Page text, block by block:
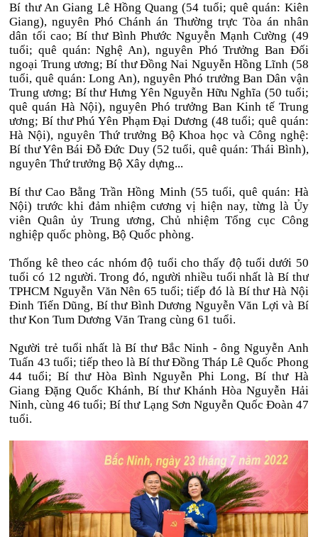
Bí thư An Giang Lê Hồng Quang (54 tuổi; quê quán: Kiên
Giang), nguyên Phó Chánh án Thường trực Tòa án nhân
dân tối cao; Bí thư Bình Phước Nguyễn Mạnh Cường (49
tuổi; quê quán: Nghệ An), nguyên Phó Trưởng Ban Đối
ngoại Trung ương; Bí thư Đồng Nai Nguyễn Hồng Lĩnh (58
tuổi, quê quán: Long An), nguyên Phó trưởng Ban Dân vận
Trung ương; Bí thư Hưng Yên Nguyễn Hữu Nghĩa (50 tuổi;
quê quán Hà Nội), nguyên Phó trưởng Ban Kinh tế Trung
ương; Bí thư Phú Yên Phạm Đại Dương (48 tuổi; quê quán:
Hà Nội), nguyên Thứ trưởng Bộ Khoa học và Công nghệ:
Bí thư Yên Bái Đỗ Đức Duy (52 tuổi, quê quán: Thái Bình),
nguyên Thứ trưởng Bộ Xây dựng...
Bí thư Cao Bằng Trần Hồng Minh (55 tuổi, quê quán: Hà
Nội) trước khi đảm nhiệm cương vị hiện nay, từng là Ủy
viên Quân ủy Trung ương, Chủ nhiệm Tổng cục Công
nghiệp quốc phòng, Bộ Quốc phòng.
Thống kê theo các nhóm độ tuổi cho thấy độ tuổi dưới 50
tuổi có 12 người. Trong đó, người nhiều tuổi nhất là Bí thư
TPHCM Nguyễn Văn Nên 65 tuổi; tiếp đó là Bí thư Hà Nội
Đinh Tiến Dũng, Bí thư Bình Dương Nguyễn Văn Lợi và Bí
thư Kon Tum Dương Văn Trang cùng 61 tuổi.
Người trẻ tuổi nhất là Bí thư Bắc Ninh - ông Nguyễn Anh
Tuấn 43 tuổi; tiếp theo là Bí thư Đồng Tháp Lê Quốc Phong
44 tuổi; Bí thư Hòa Bình Nguyễn Phi Long, Bí thư Hà
Giang Đặng Quốc Khánh, Bí thư Khánh Hòa Nguyễn Hải
Ninh, cùng 46 tuổi; Bí thư Lạng Sơn Nguyễn Quốc Đoàn 47
tuổi.